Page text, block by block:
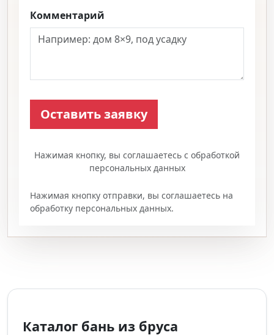
Комментарий
Нажимая кнопку, вы соглашаетесь с обработкой
персональных данных
Нажимая кнопку отправки, вы соглашаетесь на
обработку персональных данных.
Каталог бань из бруса